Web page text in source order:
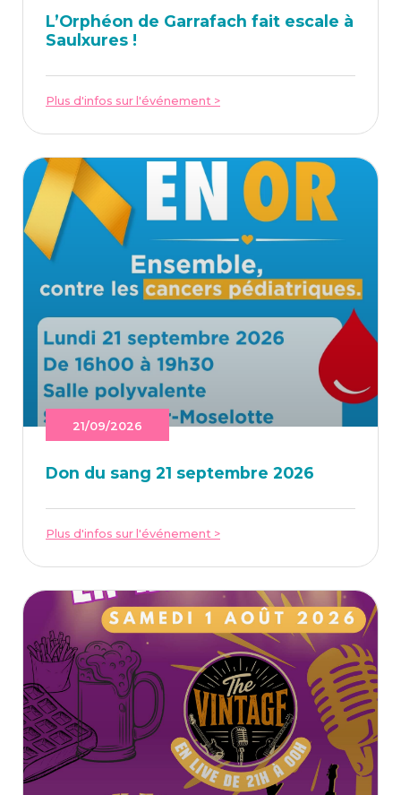
L’Or­phéon de Gar­ra­fach fait escale à
Saulxures !
Plus d'infos sur l'événement >
21/09/2026
Don du sang 21 sep­tembre 2026
Plus d'infos sur l'événement >